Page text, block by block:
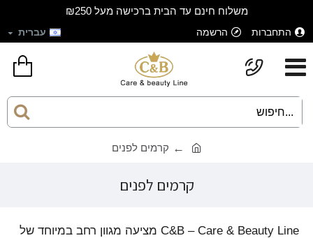
משלוח חינם עד הבית ברכישה מעל ₪250
התחברות הרשמה עברית
קרמים לפנים
קרמים לפנים
C&B – Care & Beauty Line מציעה מגוון רחב במיוחד של